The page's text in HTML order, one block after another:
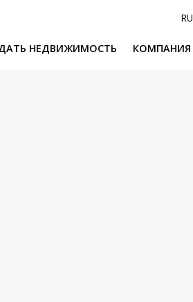
RU
НЕДВИЖИМОСТЬ КОМПАНИЯ